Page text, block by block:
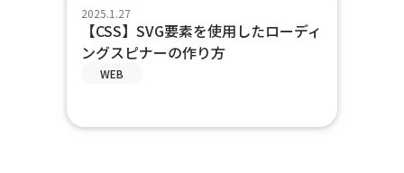
2025.1.27
【CSS】SVG要素を使用したローディ
ングスピナーの作り方
WEB